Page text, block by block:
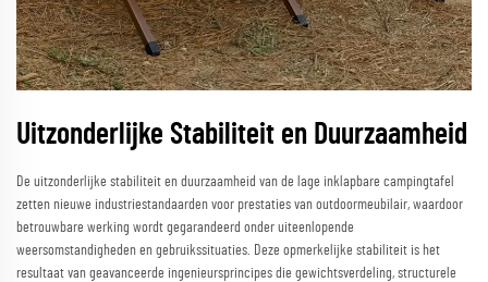
Uitzonderlijke Stabiliteit en Duurzaamheid
De uitzonderlijke stabiliteit en duurzaamheid van de lage inklapbare campingtafel
zetten nieuwe industriestandaarden voor prestaties van outdoormeubilair, waardoor
betrouwbare werking wordt gegarandeerd onder uiteenlopende
weersomstandigheden en gebruikssituaties. Deze opmerkelijke stabiliteit is het
resultaat van geavanceerde ingenieursprincipes die gewichtsverdeling, structurele